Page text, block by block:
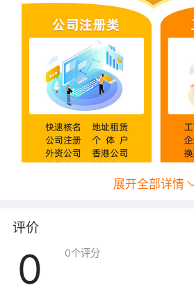
展开全部详情
评价
0 0个评分